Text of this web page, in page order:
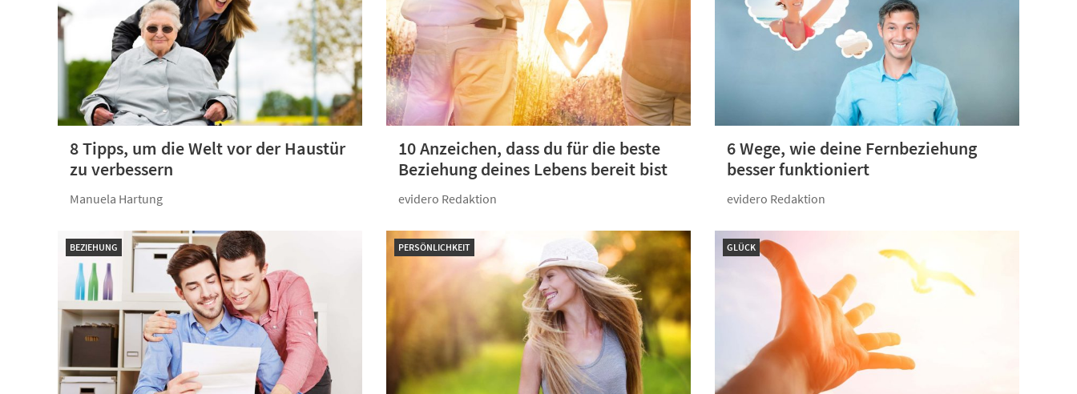
8 Tipps, um die Welt vor der Haustür
zu verbessern
Manuela Hartung
10 Anzeichen, dass du für die beste
Beziehung deines Lebens bereit bist
evidero Redaktion
6 Wege, wie deine Fernbeziehung
besser funktioniert
evidero Redaktion
BEZIEHUNG PERSÖNLICHKEIT GLÜCK